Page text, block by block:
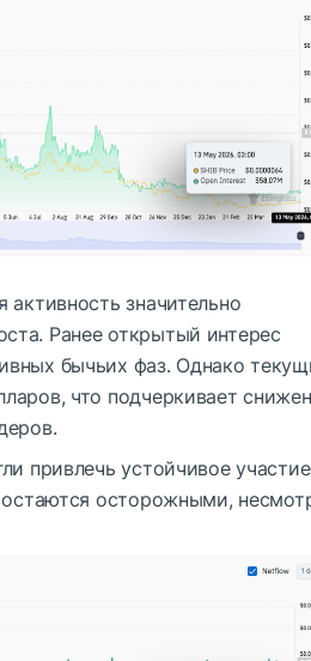
значительно
Ранее открытый интерес
бычьих фаз. Однако
что подчеркивает
привлечь устойчивое участие
осторожными,